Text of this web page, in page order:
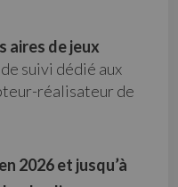
aires de jeux
suivi dédié aux
réalisateur de
2026 et jusqu’à